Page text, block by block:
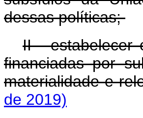
dessas políticas;
II - estabelecer
financiadas por
materialidade e
de 2019)